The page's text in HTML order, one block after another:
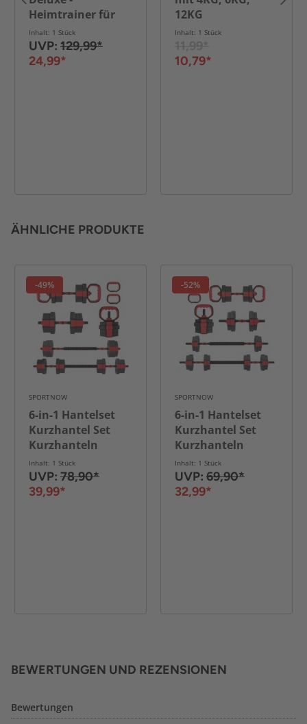
Heimtrainer für
Rücken, Bauch,
Rumpf & Beine -
Rot / Schwarz
Inhalt: 1 Stück
UVP: 129,99*
24,99*
12KG
Inhalt: 1 Stück
10,79*
ÄHNLICHE PRODUKTE
-49%
SPORTNOW
6-in-1 Hantelset
Kurzhantel Set
Kurzhanteln
Langhanteln
verstellbar 20 KG
Inhalt: 1 Stück
UVP: 78,90*
39,99*
-52%
SPORTNOW
6-in-1 Hantelset
Kurzhantel Set
Kurzhanteln
Langhanteln
verstellbar 15 KG
Inhalt: 1 Stück
UVP: 69,90*
32,99*
BEWERTUNGEN UND REZENSIONEN
Bewertungen